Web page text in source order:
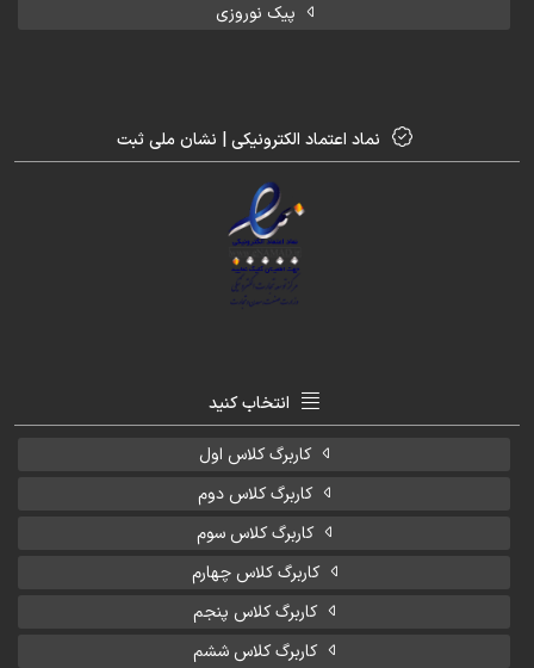
پیک نوروزی
نماد اعتماد الکترونیکی | نشان ملی ثبت
انتخاب کنید
کاربرگ کلاس اول
کاربرگ کلاس دوم
کاربرگ کلاس سوم
کاربرگ کلاس چهارم
کاربرگ کلاس پنجم
کاربرگ کلاس ششم